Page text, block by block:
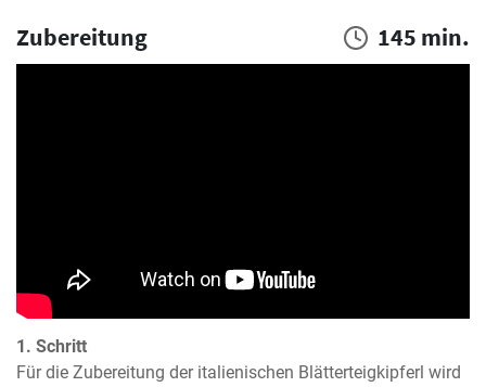
Zubereitung 145 min.
1. Schritt
Für die Zubereitung der italienischen Blätterteigkipferl wird